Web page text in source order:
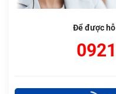
Để được